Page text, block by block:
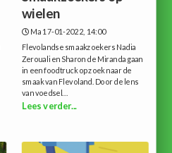
wielen
Ma 17-01-2022, 14:00
Flevolandse smaakzoekers Nadia
Zerouali en Sharon de Miranda gaan
in een foodtruck op zoek naar de
smaak van Flevoland. Door de lens
van voedsel...
Lees verder...